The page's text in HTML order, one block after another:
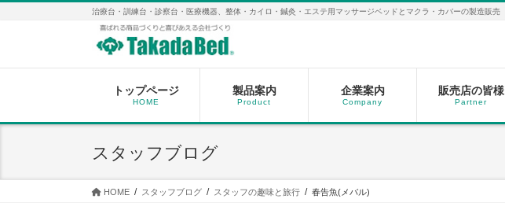
キ
に
治療台・訓練台・診察台・医療機器、整体・カイロ・鍼灸・エステ用マッサージベッドとマクラ・カバーの製造販売
トップページ
HOME
製品案内
Product
企業案内
Company
販売店の皆様
Partner
スタッフブログ
HOME スタッフブログ スタッフの趣味と旅行 春告魚(メバル)